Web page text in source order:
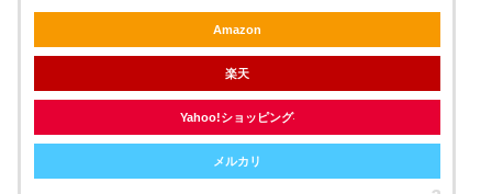
Amazon
楽天
Yahoo!ショッピング
メルカリ